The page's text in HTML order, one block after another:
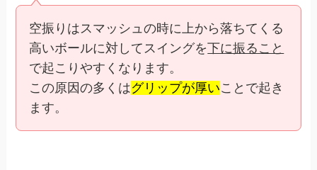
空振りはスマッシュの時に上から落ちてくる
高いボールに対してスイングを下に振ること
で起こりやすくなります。
この原因の多くはグリップが厚いことで起き
ます。